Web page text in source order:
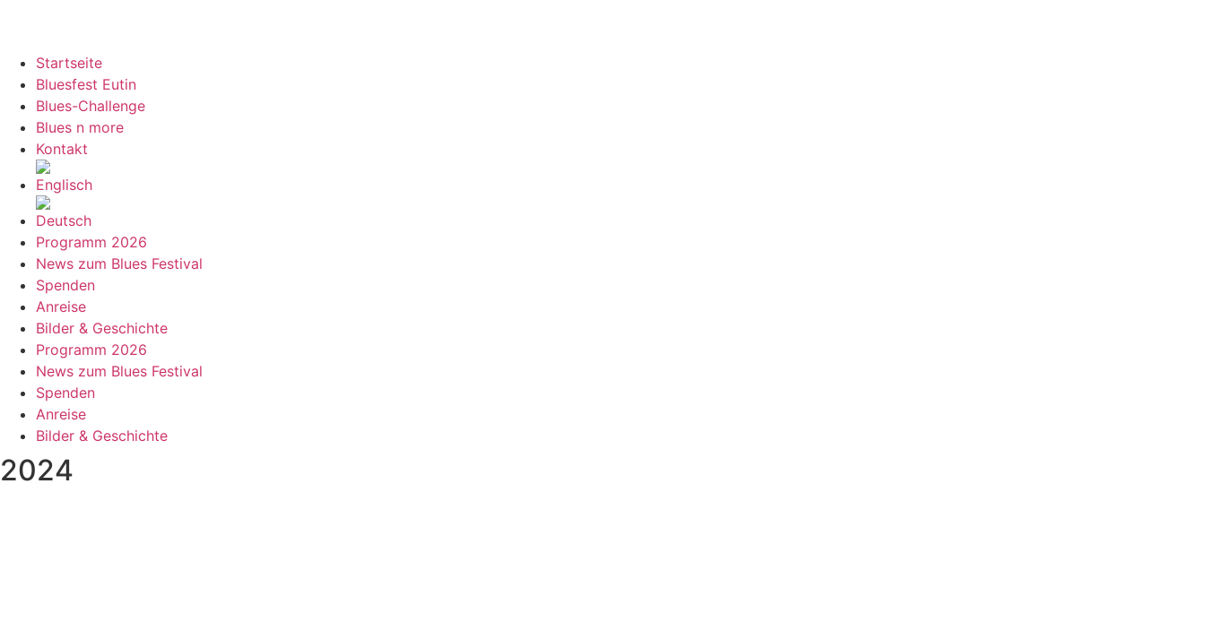
Startseite
Bluesfest Eutin
Blues-Challenge
Blues n more
Kontakt
Programm 2026
News zum Blues Festival
Spenden
Anreise
Bilder & Geschichte
Programm 2026
News zum Blues Festival
Spenden
Anreise
Bilder & Geschichte
2024